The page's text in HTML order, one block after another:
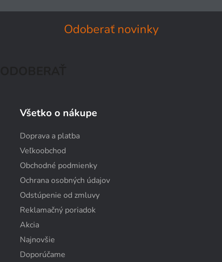
Odoberať novinky
Všetko o nákupe
Doprava a platba
Veľkoobchod
Obchodné podmienky
Ochrana osobných údajov
Odstúpenie od zmluvy
Reklamačný poriadok
Akcia
Najnovšie
Doporúčame